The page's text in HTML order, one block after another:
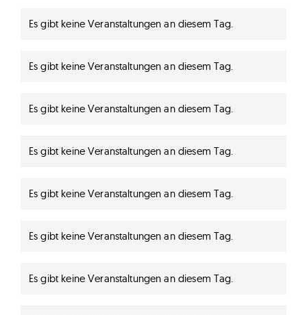
Hinweis
Es gibt keine Veranstaltungen an diesem Tag.
Hinweis
Es gibt keine Veranstaltungen an diesem Tag.
Hinweis
Es gibt keine Veranstaltungen an diesem Tag.
Hinweis
Es gibt keine Veranstaltungen an diesem Tag.
Hinweis
Es gibt keine Veranstaltungen an diesem Tag.
Hinweis
Es gibt keine Veranstaltungen an diesem Tag.
Hinweis
Es gibt keine Veranstaltungen an diesem Tag.